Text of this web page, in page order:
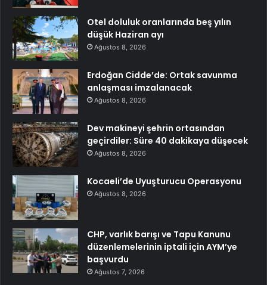
Otel doluluk oranlarında beş yılın
düşük Haziran ayı
Ağustos 8, 2026
Erdoğan Cidde’de: Ortak savunma
anlaşması imzalanacak
Ağustos 8, 2026
Dev makineyi şehrin ortasından
geçirdiler: Süre 40 dakikaya düşecek
Ağustos 8, 2026
Kocaeli’de Uyuşturucu Operasyonu
Ağustos 8, 2026
CHP, varlık barışı ve Tapu Kanunu
düzenlemelerinin iptali için AYM’ye
başvurdu
Ağustos 7, 2026